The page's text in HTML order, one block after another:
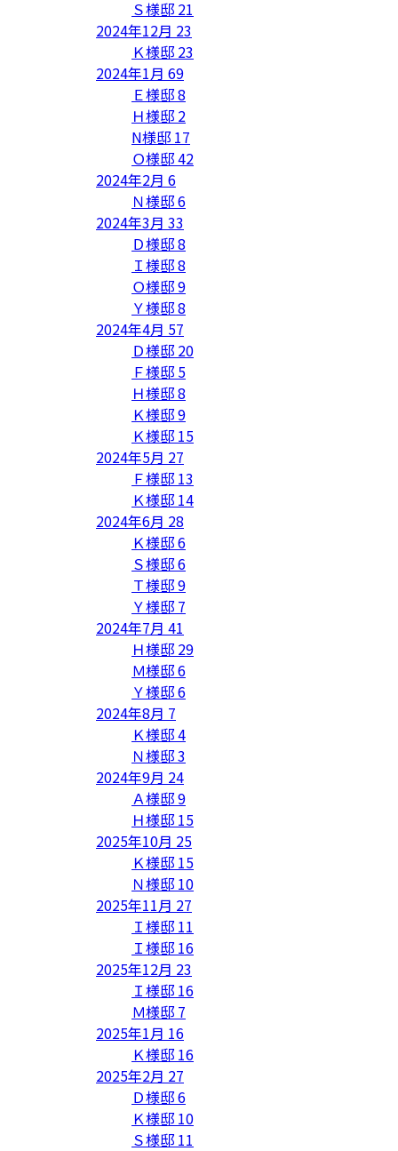
Ｓ様邸 21
2024年12月 23
Ｋ様邸 23
2024年1月 69
Ｅ様邸8
Ｈ様邸 2
N様邸 17
Ｏ様邸42
2024年2月 6
Ｎ様邸6
2024年3月 33
Ｄ様邸8
Ｉ様邸8
Ｏ様邸9
Ｙ様邸8
2024年4月 57
Ｄ様邸 20
Ｆ様邸 5
Ｈ様邸8
Ｋ様邸9
Ｋ様邸 15
2024年5月 27
Ｆ様邸 13
Ｋ様邸 14
2024年6月 28
Ｋ様邸6
Ｓ様邸6
Ｔ様邸9
Ｙ様邸 7
2024年7月 41
Ｈ様邸 29
Ｍ様邸6
Ｙ様邸6
2024年8月 7
Ｋ様邸4
Ｎ様邸3
2024年9月 24
Ａ様邸9
Ｈ様邸 15
2025年10月 25
Ｋ様邸 15
Ｎ様邸 10
2025年11月 27
Ｉ様邸 11
Ｉ様邸 16
2025年12月 23
Ｉ様邸 16
Ｍ様邸 7
2025年1月 16
Ｋ様邸 16
2025年2月 27
Ｄ様邸6
Ｋ様邸 10
Ｓ様邸 11